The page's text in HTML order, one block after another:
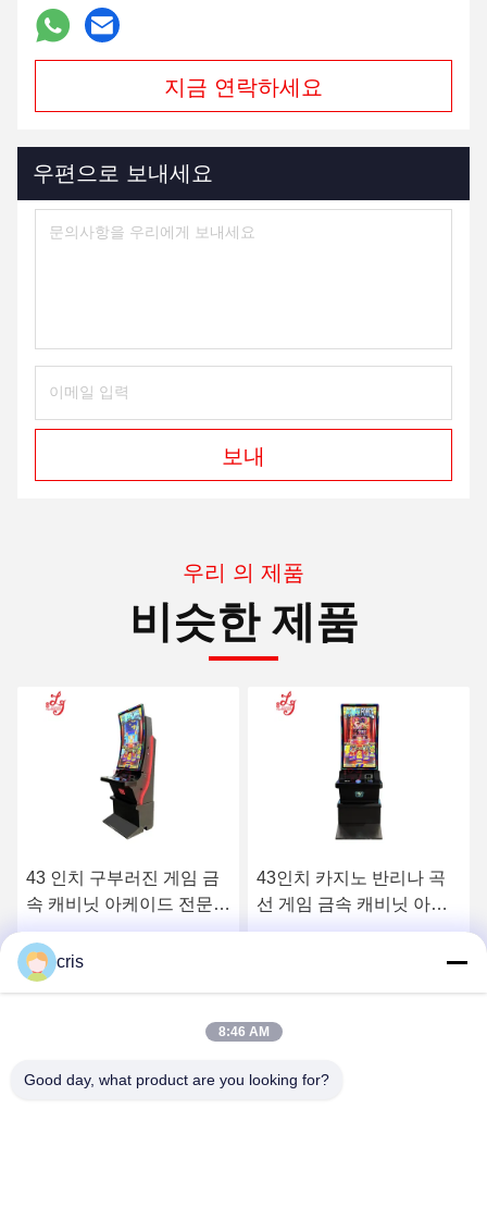
지금 연락하세요
우편으로 보내세요
보내
우리 의 제품
비슷한 제품
43인치 카지노 반리나 곡
선 게임 금속 캐비닛 아케
이드 기술 기계 판매
최상의 가격을 얻으세요
32인치 곡선 게임 캐비닛
아케이드 기술 기계 판매
최상의 가격을 얻으세요
cris
8:46 AM
Good day, what product are you looking for?